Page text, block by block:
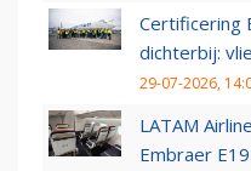
Certificering
dichterbij:
29-07-2026,
LATAM
Embraer